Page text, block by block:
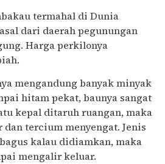
termahal di Dunia
dari daerah pegunungan
Harga perkilonya
mengandung banyak minyak
hitam pekat, baunya sangat
kepal ditaruh ruangan, maka
dan tercium menyengat. Jenis
kalau didiamkan, maka
mengalir keluar.